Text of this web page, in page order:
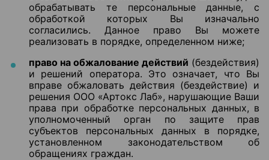
обрабатывать те персональные данные, с
обработкой которых Вы изначально
согласились. Данное право Вы можете
реализовать в порядке, определенном ниже;
право на обжалование действий (бездействия)
и решений оператора. Это означает, что Вы
вправе обжаловать действия (бездействие) и
решения ООО «Артокс Лаб», нарушающие Ваши
права при обработке персональных данных, в
уполномоченный орган по защите прав
субъектов персональных данных в порядке,
установленном законодательством об
обращениях граждан.